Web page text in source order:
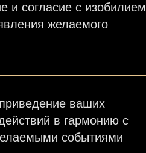
ваших
в гармонию с
событиями
и согласие с изобилием
желаемого